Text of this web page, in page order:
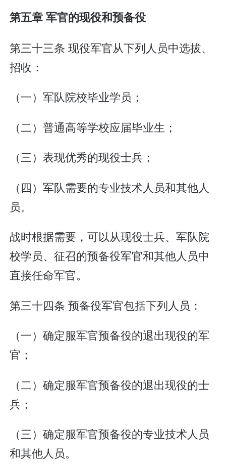
第五章 军官的现役和预备役
第三十三条 现役军官从下列人员中选拔、
招收：
（一）军队院校毕业学员；
（二）普通高等学校应届毕业生；
（三）表现优秀的现役士兵；
（四）军队需要的专业技术人员和其他人
员。
战时根据需要，可以从现役士兵、军队院
校学员、征召的预备役军官和其他人员中
直接任命军官。
第三十四条 预备役军官包括下列人员：
（一）确定服军官预备役的退出现役的军
官；
（二）确定服军官预备役的退出现役的士
兵；
（三）确定服军官预备役的专业技术人员
和其他人员。